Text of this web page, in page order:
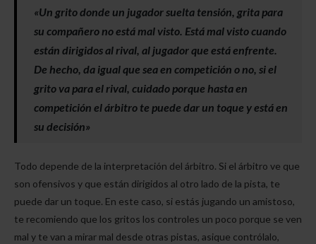
«Un grito donde un jugador suelta tensión, grita para
su compañero no está mal visto. Está mal visto cuando
están dirigidos al rival, al jugador que está enfrente.
De hecho, da igual que sea en competición o no, si el
grito va para el rival, cuidado porque hasta en
competición el árbitro te puede dar un toque y está en
su decisión»
Todo depende de la interpretación del árbitro. Si el árbitro ve que
son ofensivos y que están dirigidos al otro lado de la pista, te
puede dar un toque. En este caso, si estás jugando un amistoso,
te recomiendo que los gritos los controles un poco porque se ven
mal y te van a mirar mal desde otras pistas, asique contrólalo,